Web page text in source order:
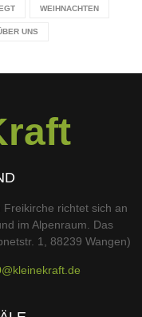
WEIHNACHTEN
UNS
richtet sich an
im Alpenraum. Das
1, 88239 Wangen)